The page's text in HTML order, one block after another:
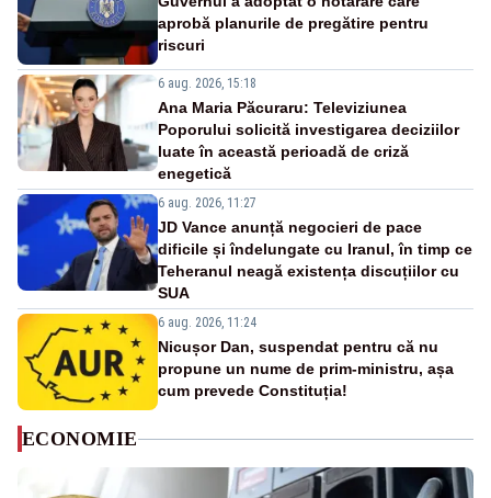
aprobă planurile de pregătire pentru
riscuri
6 aug. 2026, 15:18
Ana Maria Păcuraru: Televiziunea
Poporului solicită investigarea deciziilor
luate în această perioadă de criză
enegetică
6 aug. 2026, 11:27
JD Vance anunță negocieri de pace
dificile și îndelungate cu Iranul, în timp ce
Teheranul neagă existența discuțiilor cu
SUA
6 aug. 2026, 11:24
Nicușor Dan, suspendat pentru că nu
propune un nume de prim-ministru, așa
cum prevede Constituția!
ECONOMIE